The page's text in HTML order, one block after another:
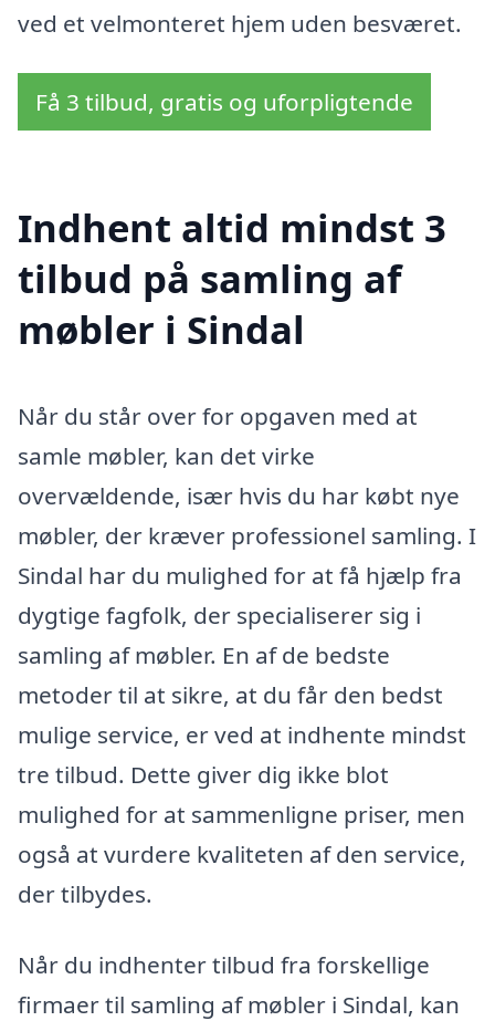
ved et velmonteret hjem uden besværet.
Få 3 tilbud, gratis og uforpligtende
Indhent altid mindst 3
tilbud på samling af
møbler i Sindal
Når du står over for opgaven med at
samle møbler, kan det virke
overvældende, især hvis du har købt nye
møbler, der kræver professionel samling. I
Sindal har du mulighed for at få hjælp fra
dygtige fagfolk, der specialiserer sig i
samling af møbler. En af de bedste
metoder til at sikre, at du får den bedst
mulige service, er ved at indhente mindst
tre tilbud. Dette giver dig ikke blot
mulighed for at sammenligne priser, men
også at vurdere kvaliteten af den service,
der tilbydes.
Når du indhenter tilbud fra forskellige
firmaer til samling af møbler i Sindal, kan